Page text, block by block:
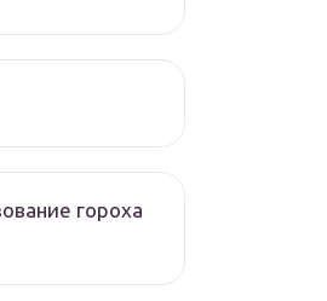
гороха